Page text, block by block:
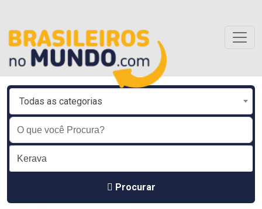
Todas as categorias
Procurar